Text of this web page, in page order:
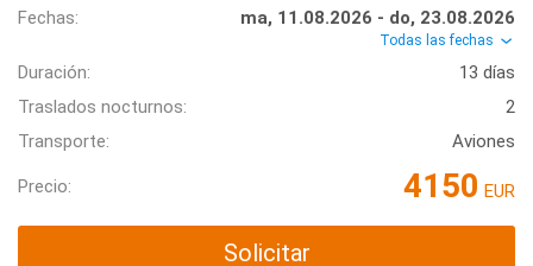
Fechas:
ma, 11.08.2026 - do, 23.08.2026
Todas las fechas
Duración:
13 días
Traslados nocturnos:
2
Transporte:
Aviones
Precio: 4150 EUR
Solicitar